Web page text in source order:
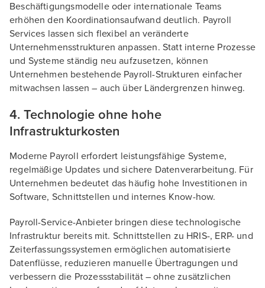
Beschäftigungsmodelle oder internationale Teams
erhöhen den Koordinationsaufwand deutlich. Payroll
Services lassen sich flexibel an veränderte
Unternehmensstrukturen anpassen. Statt interne Prozesse
und Systeme ständig neu aufzusetzen, können
Unternehmen bestehende Payroll-Strukturen einfacher
mitwachsen lassen – auch über Ländergrenzen hinweg.
4. Technologie ohne hohe
Infrastrukturkosten
Moderne Payroll erfordert leistungsfähige Systeme,
regelmäßige Updates und sichere Datenverarbeitung. Für
Unternehmen bedeutet das häufig hohe Investitionen in
Software, Schnittstellen und internes Know-how.
Payroll-Service-Anbieter bringen diese technologische
Infrastruktur bereits mit. Schnittstellen zu HRIS-, ERP- und
Zeiterfassungssystemen ermöglichen automatisierte
Datenflüsse, reduzieren manuelle Übertragungen und
verbessern die Prozessstabilität – ohne zusätzlichen